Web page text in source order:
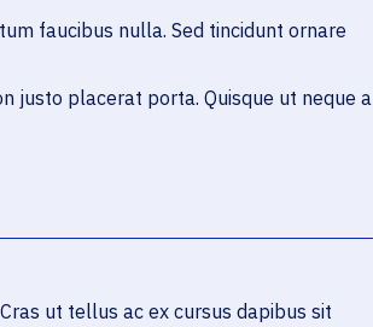
faucibus nulla. Sed tincidunt ornare
justo placerat porta. Quisque ut neque a
ut tellus ac ex cursus dapibus sit